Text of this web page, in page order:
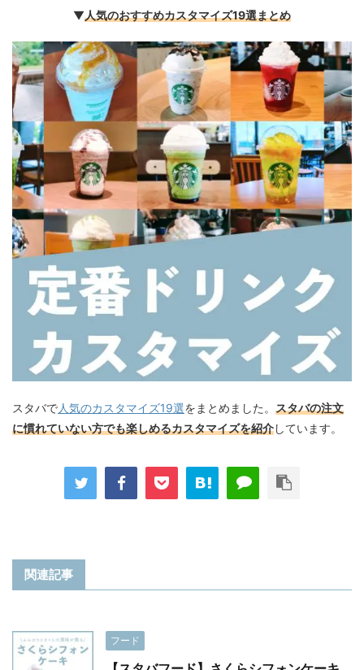
▼人気のおすすめカスタマイズ19選まとめ
スタバで人気のカスタマイズ19選をまとめました。 スタバの注文
に慣れていない方でも楽しめるカスタマイズを紹介しています。
関連記事
フード